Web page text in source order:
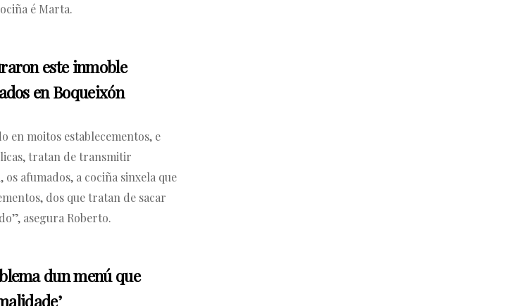
é Marta.
este inmoble
en Boqueixón
moitos establecementos, e
tratan de transmitir
afumados, a cociña sinxela que
dos que tratan de sacar
asegura Roberto.
dun menú que